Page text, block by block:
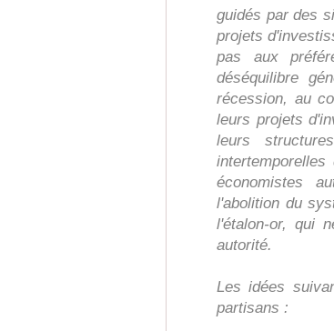
guidés par des
projets
pas aux
déséquilibre
récession, au
leurs projets
leurs
économistes
l'abolition du
l'étalon-or, qui
autorité.
Les idées
partisans :